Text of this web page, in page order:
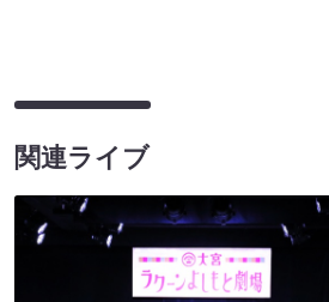
関連ライブ